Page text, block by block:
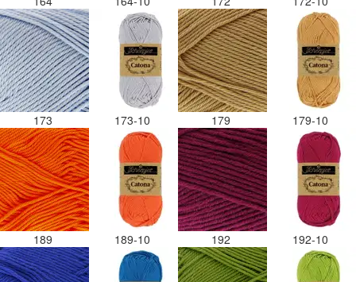
173 173-10 179 179-10
189 189-10 192 192-10